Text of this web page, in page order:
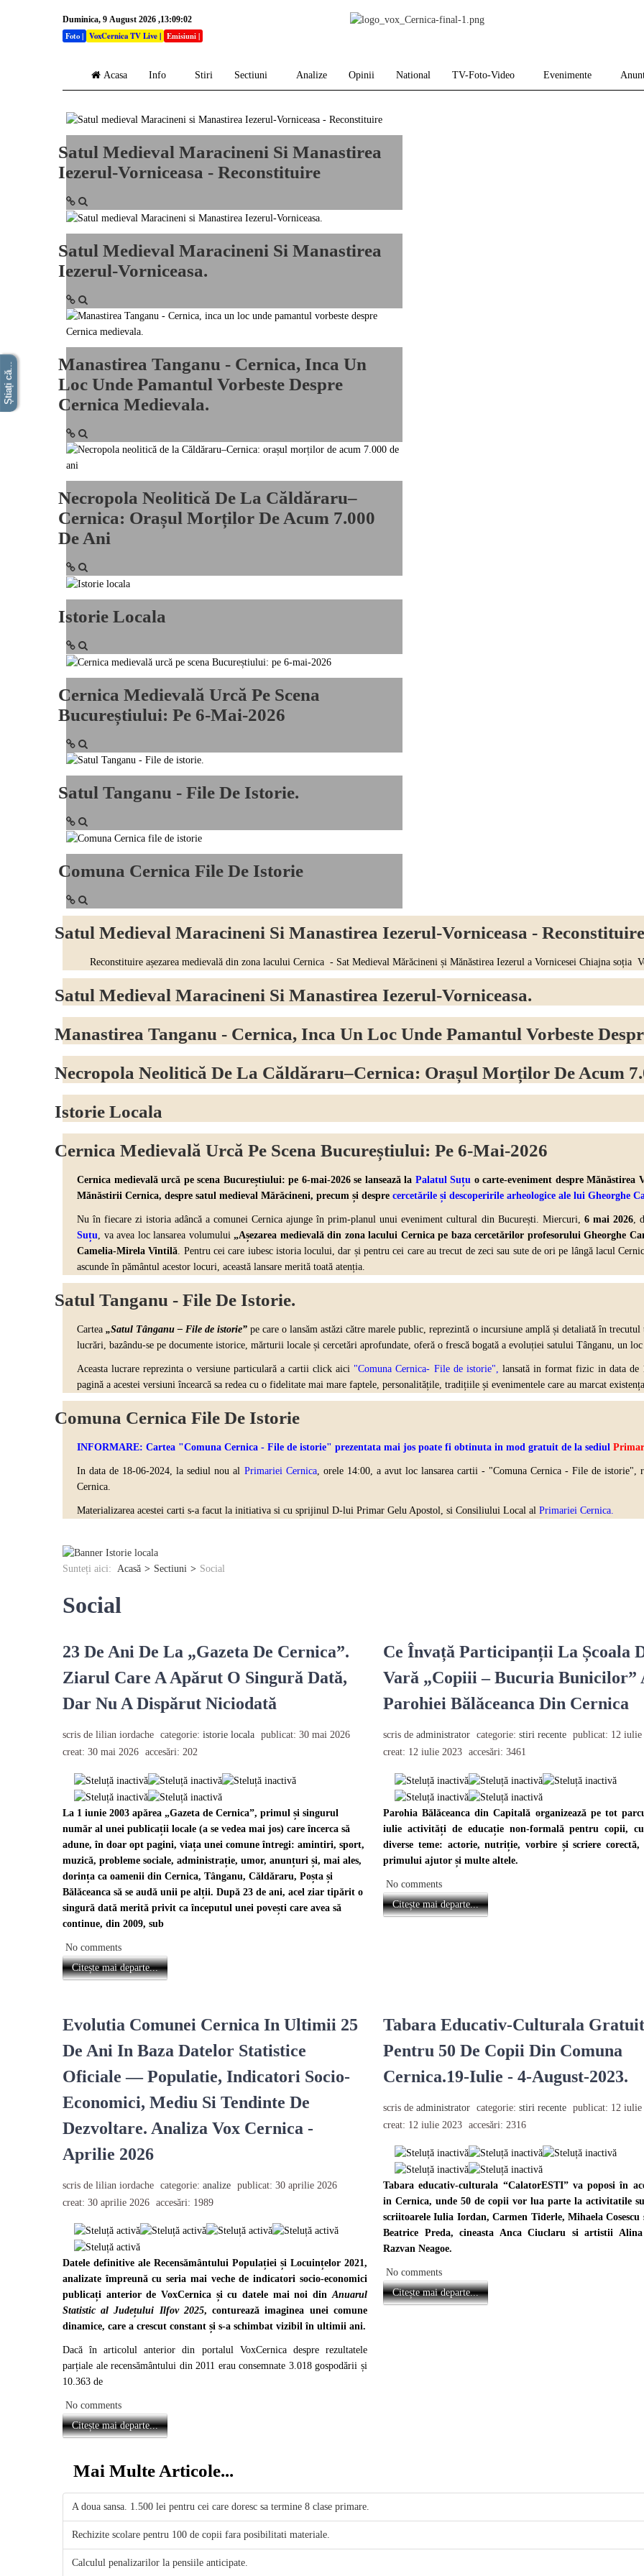
Duminica, 9 August 2026 ,13:09:02
Foto| VoxCernica TV Live| Emisiuni|
Acasa Info Stiri Sectiuni Analize Opinii National TV-Foto-Video Evenimente
Satul Medieval Maracineni Si Manastirea
Iezerul-Vorniceasa - Reconstituire
Satul Medieval Maracineni Si Manastirea
Iezerul-Vorniceasa.
Manastirea Tanganu - Cernica, Inca Un
Loc Unde Pamantul Vorbeste Despre
Cernica Medievala.
Necropola Neolitică De La Căldăraru–
Cernica: Orașul Morților De Acum 7.000
De Ani
Istorie Locala
Cernica Medievală Urcă Pe Scena
Bucureștiului: Pe 6-Mai-2026
Satul Tanganu - File De Istorie.
Comuna Cernica File De Istorie
Satul Medieval Maracineni Si Manastirea Iezerul-Vorniceasa - Reconstituire
Reconstituire așezarea medievală din zona lacului Cernica - Sat Medieval Mărăcineni și Mănăstirea Iezerul a Vornicesei Chiajna soția
Satul Medieval Maracineni Si Manastirea Iezerul-Vorniceasa.
Manastirea Tanganu - Cernica, Inca Un Loc Unde Pamantul Vorbeste
Necropola Neolitică De La Căldăraru–Cernica: Orașul Morților De Acum
Istorie Locala
Cernica Medievală Urcă Pe Scena Bucureștiului: Pe 6-Mai-2026
Cernica medievală urcă pe scena Bucureștiului: pe 6-mai-2026 se lansează la Palatul Suțu o carte-eveniment despre
Mănăstirii Cernica, despre satul medieval Mărăcineni, precum și despre cercetările și descoperirile arheologice ale lui Gheorghe
Nu în fiecare zi istoria adâncă a comunei Cernica ajunge în prim-planul unui eveniment cultural din București. Miercuri, 6 mai 2026,
Suțu, va avea loc lansarea volumului„Așezarea medievală din zona lacului Cernica pe baza cercetărilor profesorului Gheorghe
Camelia-Mirela Vintilă. Pentru cei care iubesc istoria locului, dar și pentru cei care au trecut de zeci sau sute de ori pe lângă lacul
ascunde în pământul acestor locuri, această lansare merită toată atenția.
Satul Tanganu - File De Istorie.
Cartea„Satul Tânganu – File de istorie” pe care o lansăm astăzi către marele public, reprezintă o incursiune amplă și detaliată în
lucrări, bazându-se pe documente istorice, mărturii locale și cercetări aprofundate, oferă o frescă bogată a evoluției satului Tânganu, un
Aceasta lucrare reprezinta o versiune particulară a cartii click aici "Comuna Cernica- File de istorie", lansată in format fizic in data de
pagină a acestei versiuni încearcă sa redea cu o fidelitate mai mare faptele, personalitățile, tradițiile și evenimentele care au marcat
Comuna Cernica File De Istorie
INFORMARE: Cartea "Comuna Cernica - File de istorie" prezentata mai jos poate fi obtinuta in mod gratuit de la sediul
In data de 18-06-2024, la sediul nou al Primariei Cernica, orele 14:00, a avut loc lansarea cartii - "Comuna Cernica - File de istorie",
Cernica.
Materializarea acestei carti s-a facut la initiativa si cu sprijinul D-lui Primar Gelu Apostol, si Consiliului Local al Primariei Cernica.
Sunteți aici: Acasă Sectiuni Social
Social
23 De Ani De La „Gazeta De Cernica”.
Ziarul Care A Apărut O Singură Dată,
Dar Nu A Dispărut Niciodată
scris de lilian iordache categorie: istorie locala publicat: 30 mai 2026
creat: 30 mai 2026 accesări: 202
La 1 iunie 2003 apărea „Gazeta de Cernica”, primul și singurul
număr al unei publicații locale (a se vedea mai jos) care încerca să
adune, în doar opt pagini, viața unei comune întregi: amintiri, sport,
muzică, probleme sociale, administrație, umor, anunțuri și, mai ales,
dorința ca oamenii din Cernica, Tânganu, Căldăraru, Poșta și
Bălăceanca să se audă unii pe alții. După 23 de ani, acel ziar tipărit o
singură dată merită privit ca începutul unei povești care avea să
continue, din 2009, sub
No comments
Citește mai departe...
Ce Învață Participanții La Școala
Vară „Copiii – Bucuria Bunicilor”
Parohiei Bălăceanca Din Cernica
scris deadministrator categorie:stiri recente
publicat: 12 iulie
creat: 12 iulie 2023
accesări: 3461
Parohia Bălăceanca din Capitală organizează pe tot
iulie activități de educație non-formală pentru copii,
diverse teme: actorie, nutriție, vorbire și scriere corectă,
primului ajutor și multe altele.
No comments
Citește mai departe...
Evolutia Comunei Cernica In Ultimii 25
De Ani In Baza Datelor Statistice
Oficiale — Populatie, Indicatori Socio-
Economici, Mediu Si Tendinte De
Dezvoltare. Analiza Vox Cernica -
Aprilie 2026
scris de lilian iordache categorie: analize publicat: 30 aprilie 2026
creat: 30 aprilie 2026 accesări: 1989
Datele definitive ale Recensământului Populației și Locuințelor 2021,
analizate împreună cu seria mai veche de indicatori socio-economici
publicați anterior de VoxCernica și cu datele mai noi dinAnuarul
Statistic al Județului Ilfov 2025, conturează imaginea unei comune
dinamice, care a crescut constant și s-a schimbat vizibil în ultimii ani.
Dacă în articolul anterior din portalul VoxCernica despre rezultatele
parțiale ale recensământului din 2011 erau consemnate 3.018 gospodării și
10.363 de
No comments
Citește mai departe...
Tabara Educativ-Culturala
Pentru 50 De Copii Din Comuna
Cernica.19-Iulie - 4-August-2023.
scris deadministrator categorie:stiri recente
publicat: 12 iulie
creat: 12 iulie 2023
accesări: 2316
Tabara educativ-culturala “CalatorESTI” va poposi în
in Cernica, unde 50 de copii vor lua parte la activitatile
scriitoarele Iulia Iordan, Carmen Tiderle, Mihaela Cosescu
Beatrice Preda, cineasta Anca Ciuclaru si artistii
Razvan Neagoe.
No comments
Citește mai departe...
Mai Multe Articole...
A doua sansa. 1.500 lei pentru cei care doresc sa termine 8 clase primare.
Rechizite scolare pentru 100 de copii fara posibilitati materiale.
Calculul penalizarilor la pensiile anticipate.
Știați că...